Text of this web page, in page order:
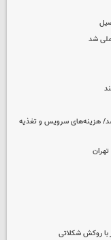
ملی شد
هزینه‌های سرویس و تغذیه
با روکش شکلاتی